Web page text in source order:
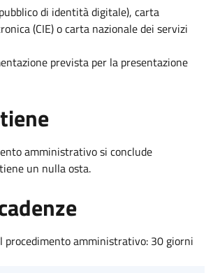
di identità digitale), carta
(CIE) o carta nazionale dei servizi
prevista per la presentazione
amministrativo si conclude
un nulla osta.
procedimento amministrativo: 30 giorni